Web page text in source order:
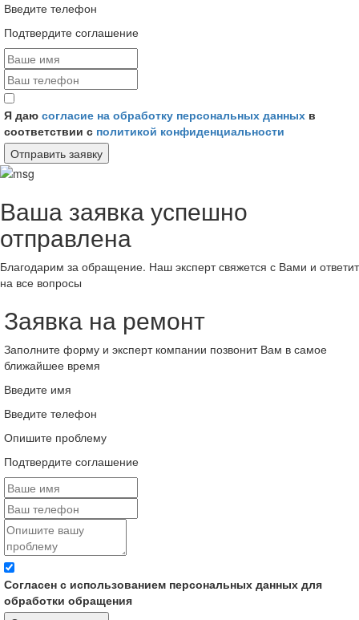
Введите телефон
Подтвердите соглашение
Я даю согласие на обработку персональных данных в
соответствии с политикой конфиденциальности
Отправить заявку
Ваша заявка успешно
отправлена
Благодарим за обращение. Наш эксперт свяжется с Вами и ответит
на все вопросы
Заявка на ремонт
Заполните форму и эксперт компании позвонит Вам в самое
ближайшее время
Введите имя
Введите телефон
Опишите проблему
Подтвердите соглашение
Согласен с использованием персональных данных для
обработки обращения